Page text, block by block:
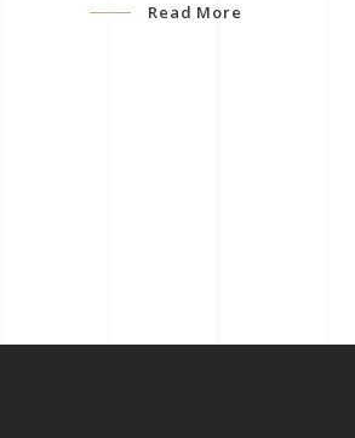
Read More